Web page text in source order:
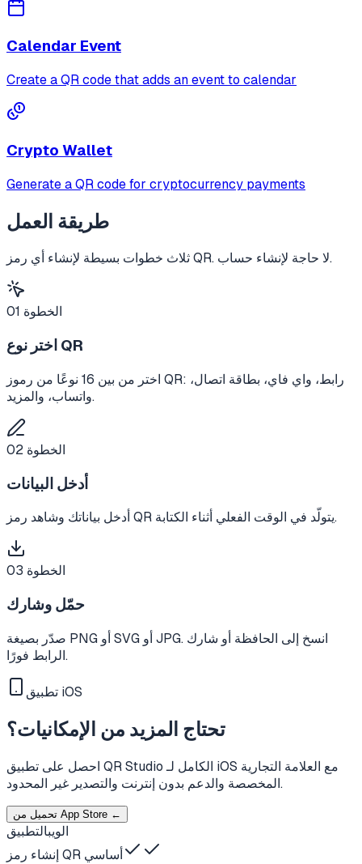
Calendar Event
Create a QR code that adds an event to calendar
Crypto Wallet
Generate a QR code for cryptocurrency payments
طريقة العمل
ثلاث خطوات بسيطة لإنشاء أي رمز QR. لا حاجة لإنشاء حساب.
الخطوة 01
اختر نوع QR
اختر من بين 16 نوعًا من رموز QR: رابط، واي فاي، بطاقة اتصال،
واتساب، والمزيد.
الخطوة 02
أدخل البيانات
أدخل بياناتك وشاهد رمز QR يتولّد في الوقت الفعلي أثناء الكتابة.
الخطوة 03
حمّل وشارك
صدّر بصيغة PNG أو SVG أو JPG. انسخ إلى الحافظة أو شارك
الرابط فورًا.
تطبيق iOS
تحتاج المزيد من الإمكانيات؟
احصل على تطبيق QR Studio الكامل لـ iOS مع العلامة التجارية
المخصصة والدعم بدون إنترنت والتصدير غير المحدود.
تحميل من App Store ←
الويبالتطبيق
إنشاء رمز QR أساسي